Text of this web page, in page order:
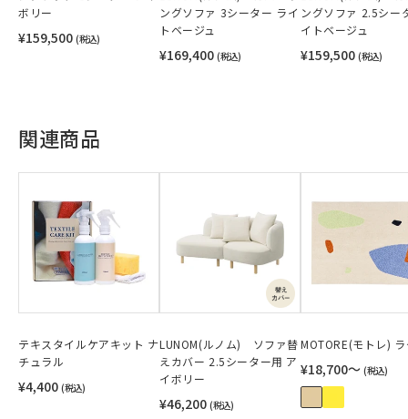
ボリー
¥159,500 (税込)
ングソファ 3シーター ライ
トベージュ
¥169,400 (税込)
ングソファ 2.5シー
イトベージュ
¥159,500 (税込)
関連商品
テキスタイルケアキット ナ
チュラル
¥4,400 (税込)
LUNOM(ルノム) ソファ替
えカバー 2.5シーター用 ア
イボリー
¥46,200 (税込)
MOTORE(モトレ)
¥18,700〜 (税込)